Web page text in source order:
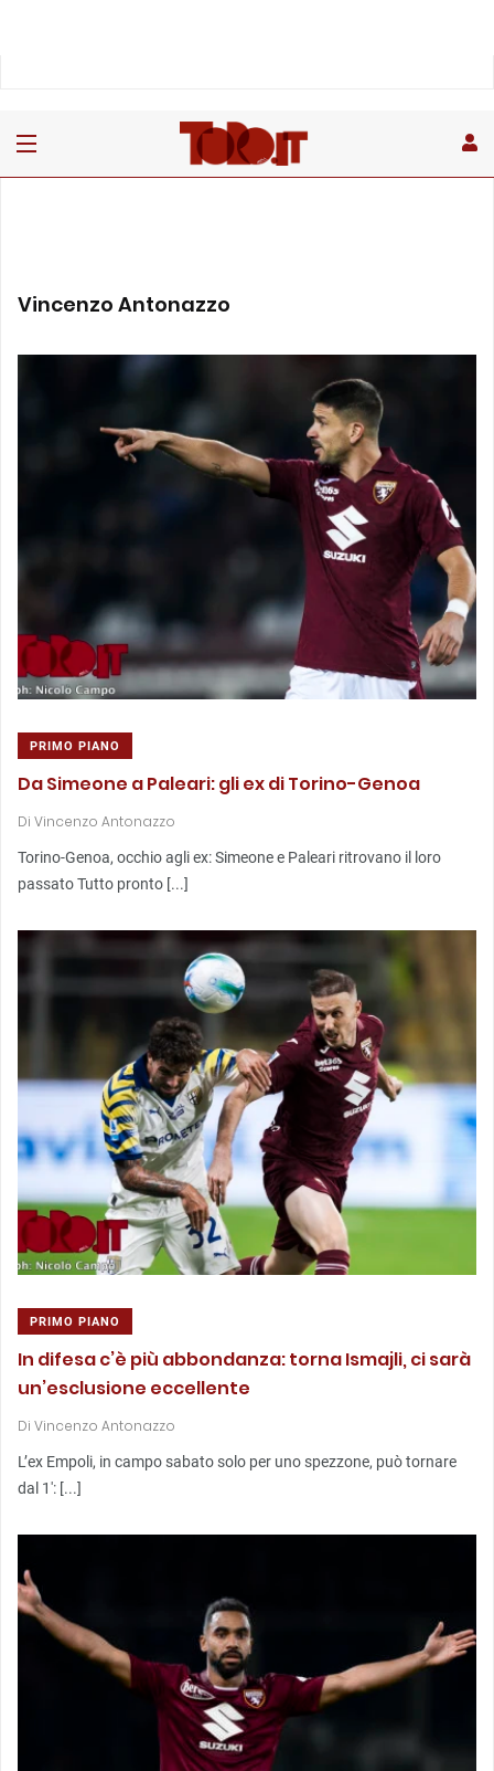
Vincenzo Antonazzo
PRIMO PIANO
Da Simeone a Paleari: gli ex di Torino-Genoa
Di Vincenzo Antonazzo
Torino-Genoa, occhio agli ex: Simeone e Paleari ritrovano il loro
passato Tutto pronto [...]
PRIMO PIANO
In difesa c’è più abbondanza: torna Ismajli, ci sarà
un’esclusione eccellente
Di Vincenzo Antonazzo
L’ex Empoli, in campo sabato solo per uno spezzone, può tornare
dal 1′: [...]